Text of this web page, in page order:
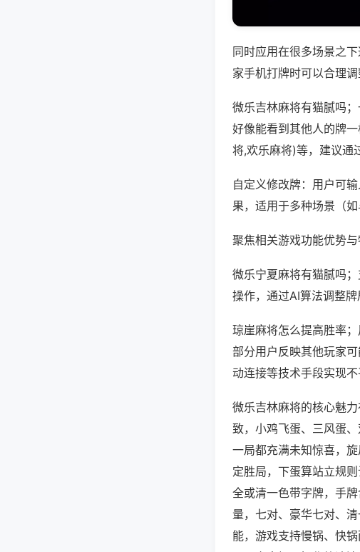
同时应用在很多场景之
家手机打牌时可以合理
微乐吉林麻将有猫腻吗
好像能看到其他人的牌
将,欢乐麻将)等，建议通
自定义修改牌：用户可
果，适用于多种场景（
聚焦相关游戏功能优势与
微乐宁夏麻将有猫腻吗
操作，通过AI算法调整牌
琼崖麻将怎么提高胜率；
部分用户反映其他玩家
动连接等技术手段实现不
微乐吉林麻将的核心魅
致，小鸡飞蛋、三风蛋
一局都充满未知惊喜，
定胜局，下蛋算站立规
全或清一色带字牌，手
量，七对、豪华七对、
能，游戏支持慢锅、快